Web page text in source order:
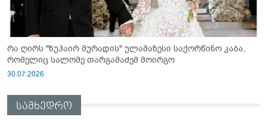
რა ღირს "ზუჰაირ მურადის" ულამაზესი საქორწინო კაბა,
რომელიც სალომე თარგამაძემ მოირგო
30.07.2026
სამხედრო